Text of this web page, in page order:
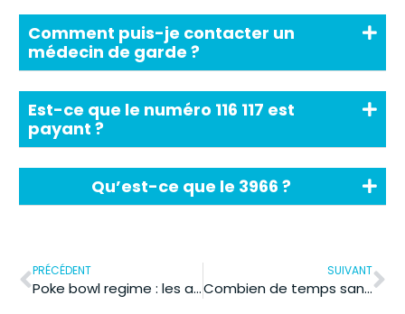
Comment puis-je contacter un
médecin de garde ?
Est-ce que le numéro 116 117 est
payant ?
Qu’est-ce que le 3966 ?
PRÉCÉDENT
Poke bowl regime : les astuces essentielles pour composer un repas minceur
SUIVANT
Combien de temps sans manger avant de mourir : les limites physiologiques ?